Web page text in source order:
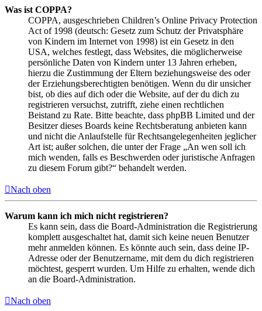
Was ist COPPA?
COPPA, ausgeschrieben Children’s Online Privacy Protection
Act of 1998 (deutsch: Gesetz zum Schutz der Privatsphäre
von Kindern im Internet von 1998) ist ein Gesetz in den
USA, welches festlegt, dass Websites, die möglicherweise
persönliche Daten von Kindern unter 13 Jahren erheben,
hierzu die Zustimmung der Eltern beziehungsweise des oder
der Erziehungsberechtigten benötigen. Wenn du dir unsicher
bist, ob dies auf dich oder die Website, auf der du dich zu
registrieren versuchst, zutrifft, ziehe einen rechtlichen
Beistand zu Rate. Bitte beachte, dass phpBB Limited und der
Besitzer dieses Boards keine Rechtsberatung anbieten kann
und nicht die Anlaufstelle für Rechtsangelegenheiten jeglicher
Art ist; außer solchen, die unter der Frage „An wen soll ich
mich wenden, falls es Beschwerden oder juristische Anfragen
zu diesem Forum gibt?“ behandelt werden.
Nach oben
Warum kann ich mich nicht registrieren?
Es kann sein, dass die Board-Administration die Registrierung
komplett ausgeschaltet hat, damit sich keine neuen Benutzer
mehr anmelden können. Es könnte auch sein, dass deine IP-
Adresse oder der Benutzername, mit dem du dich registrieren
möchtest, gesperrt wurden. Um Hilfe zu erhalten, wende dich
an die Board-Administration.
Nach oben